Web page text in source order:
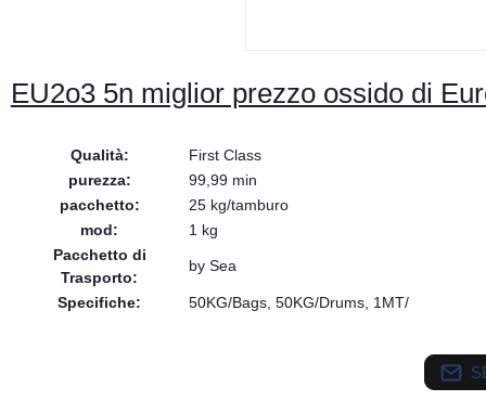
EU2o3 5n miglior prezzo ossido di
Qualità:
First Class
purezza:
99,99 min
pacchetto:
25 kg/tamburo
mod:
1 kg
Pacchetto di
Trasporto:
by Sea
Specifiche: 50KG/Bags, 50KG/Drums, 1MT/